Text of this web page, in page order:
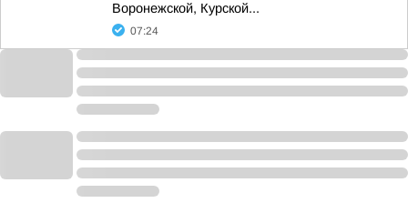
Воронежской, Курской...
07:24